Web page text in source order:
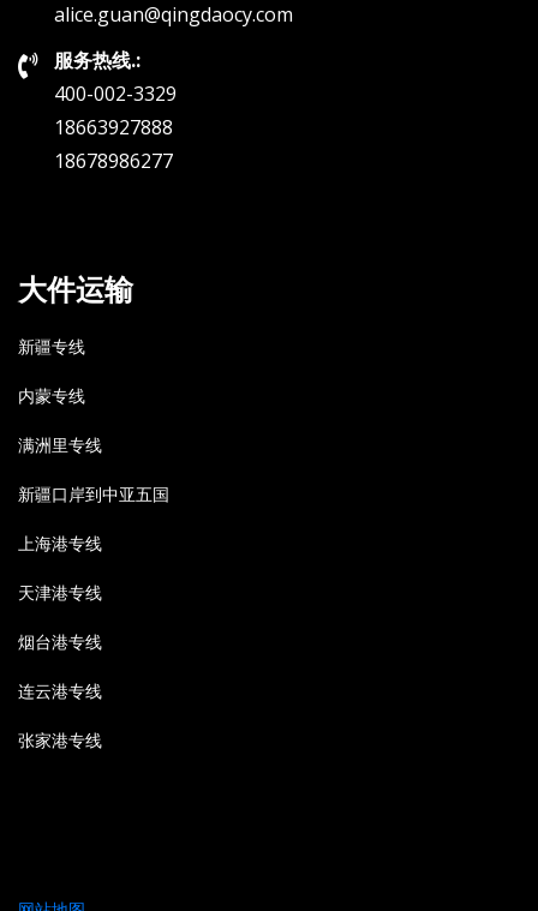
alice.guan@qingdaocy.com
服务热线.:
400-002-3329
18663927888
18678986277
大件运输
新疆专线
内蒙专线
满洲里专线
新疆口岸到中亚五国
上海港专线
天津港专线
烟台港专线
连云港专线
张家港专线